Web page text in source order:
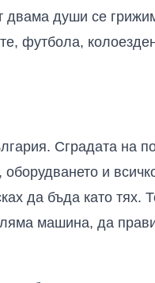
двама души се
футбола,
Сградата на
и
да бъда като тях.
машина, да